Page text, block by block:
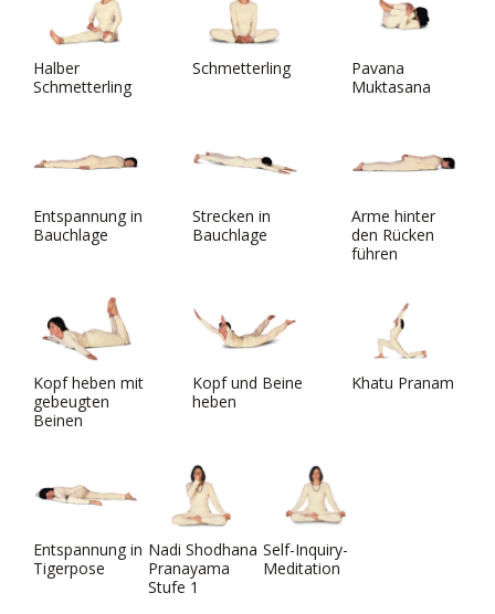
Halber
Schmetterling
Schmetterling
Pavana
Muktasana
Entspannung in
Bauchlage
Strecken in
Bauchlage
Arme hinter
den Rücken
führen
Kopf heben mit
gebeugten
Beinen
Kopf und Beine
heben
Khatu Pranam
Entspannung in
Tigerpose
Nadi Shodhana
Pranayama
Stufe 1
Self-Inquiry-
Meditation